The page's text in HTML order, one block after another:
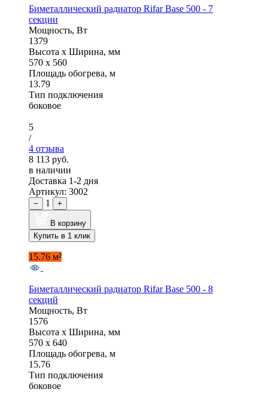
Биметаллический радиатор Rifar Base 500 - 7
секции
Мощность, Вт
1379
Высота x Ширина, мм
570 x 560
Площадь обогрева, м
13.79
Тип подключения
боковое
5
/
4 отзыва
8 113 руб.
в наличии
Доставка 1-2 дня
Артикул: 3002
− 1 +
В корзину
Купить в 1 клик
15.76 м²
Биметаллический радиатор Rifar Base 500 - 8
секций
Мощность, Вт
1576
Высота x Ширина, мм
570 x 640
Площадь обогрева, м
15.76
Тип подключения
боковое